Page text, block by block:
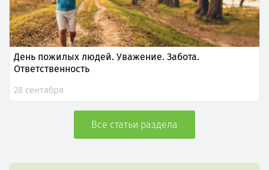
День пожилых людей. Уважение. Забота.
Ответственность
28 сентября
Все статьи раздела